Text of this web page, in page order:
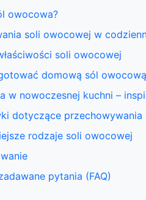
owocowa?
soli owocowej w
soli owocowej
domową sól
w nowoczesnej kuchni –
dotyczące
rodzaje soli owocowej
pytania (FAQ)